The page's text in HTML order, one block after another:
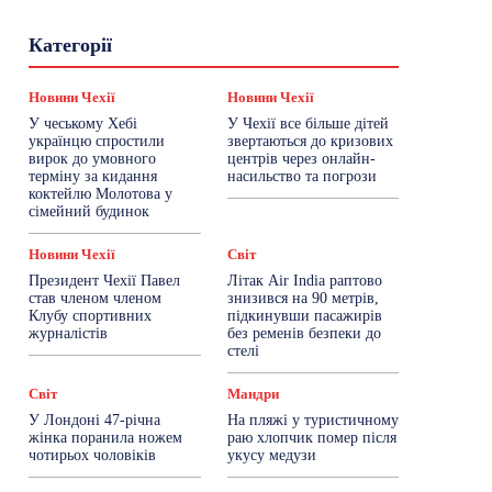
КатегоріїГастрогід
Знай Чехію
Новини України
Новини Чехії
Політика
Робота
Сад та город
Світ
Спорт ТехноМанія
Топ-новини
Фоторепортаж
Більше
Новини Чехії
У чеському Хебі
українцю спростили
вирок до умовного
терміну за кидання
коктейлю Молотова у
сімейний будинок
Новини Чехії
У Чехії все більше дітей
звертаються до кризових
центрів через онлайн-
насильство та погрози
Новини Чехії
Президент Чехії Павел
став членом членом
Клубу спортивних
журналістів
Світ
Літак Air India раптово
знизився на 90 метрів,
підкинувши пасажирів
без ременів безпеки до
стелі
Світ
У Лондоні 47-річна
жінка поранила ножем
чотирьох чоловіків
Мандри
На пляжі у туристичному
раю хлопчик помер після
укусу медузи